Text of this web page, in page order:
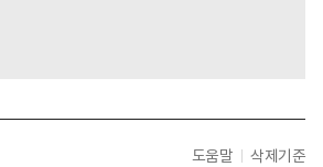
도움말 삭제기준